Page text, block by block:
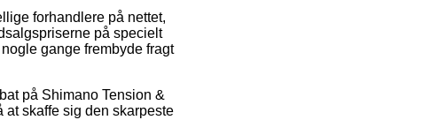
forhandlere på nettet,
på specielt
gange frembyde fragt
på Shimano Tension &
skaffe sig den skarpeste